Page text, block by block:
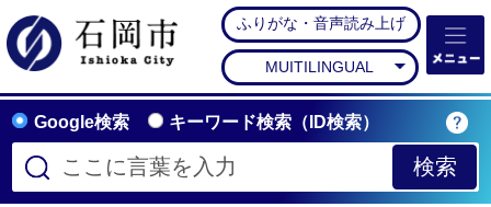
石岡市公式ホームペー
ふりがな・音声読み上げ
MUITILINGUAL
Google検索 キーワード検索（ID検索）